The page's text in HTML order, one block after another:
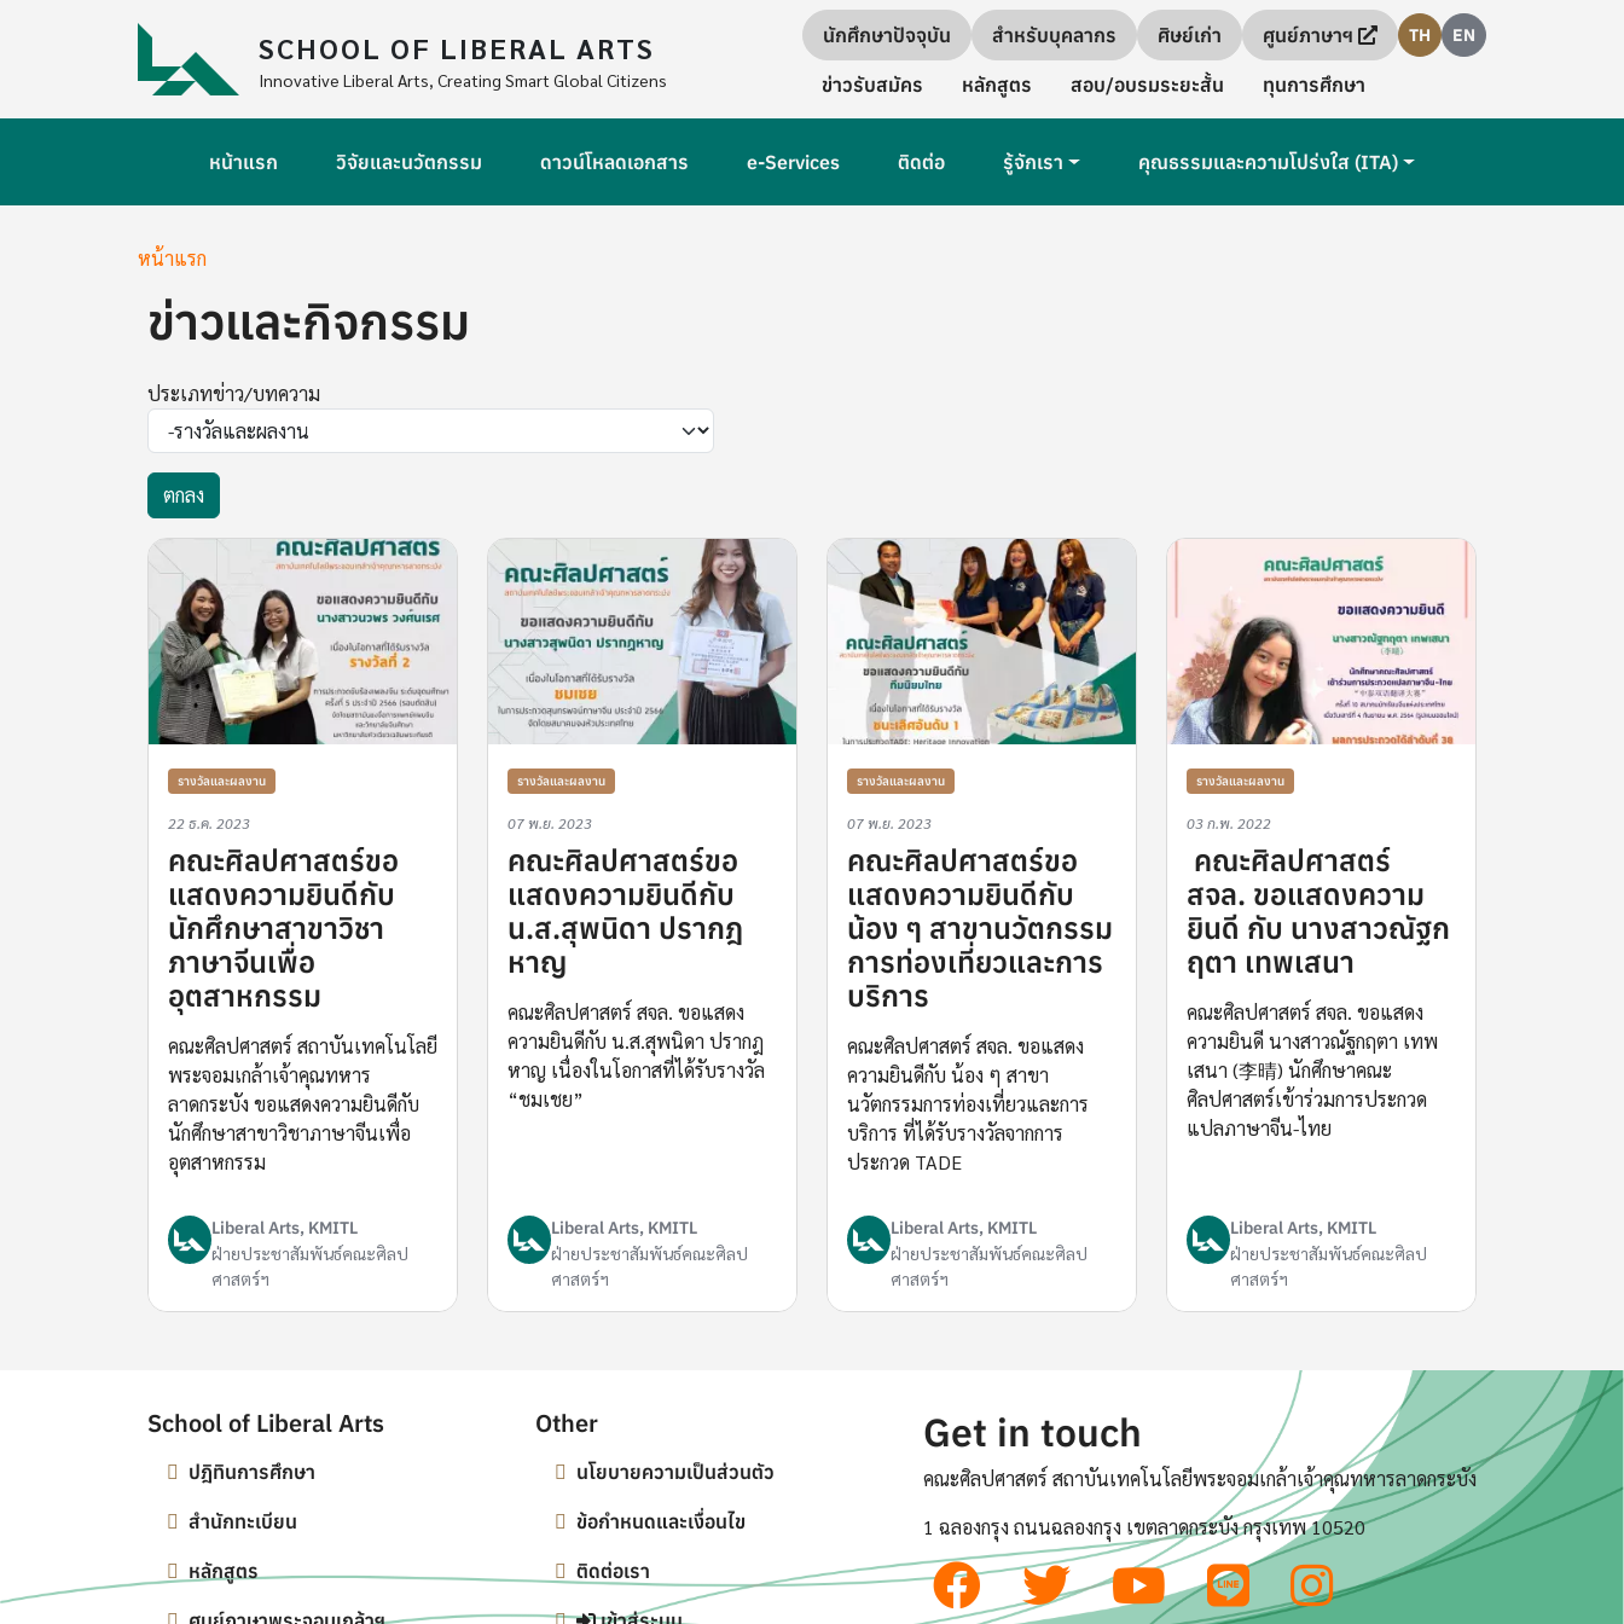
SCHOOL OF LIBERAL ARTS
Innovative Liberal Arts, Creating Smart Global Citizens
Quick links
นักศึกษาปัจจุบัน สำหรับบุคลากร ศิษย์เก่า ศูนย์ภาษาฯ TH EN
Secondary Navigation
ข่าวรับสมัคร หลักสูตร สอบ/อบรมระยะสั้น ทุนการศึกษา
หน้าแรก วิจัยและนวัตกรรม ดาวน์โหลดเอกสาร e-Services ติดต่อ รู้จักเรา คุณธรรมและความโปร่งใส (ITA)
Breadcrumb
หน้าแรก
ข่าวและกิจกรรม
ประเภทข่าว/บทความ
รางวัลและผลงาน
22 ธ.ค. 2023
คณะศิลปศาสตร์ขอ
แสดงความยินดีกับ
นักศึกษาสาขาวิชา
ภาษาจีนเพื่อ
อุตสาหกรรม
คณะศิลปศาสตร์ สถาบันเทคโนโลยี
พระจอมเกล้าเจ้าคุณทหาร
ลาดกระบัง ขอแสดงความยินดีกับ
นักศึกษาสาขาวิชาภาษาจีนเพื่อ
อุตสาหกรรม
Liberal Arts, KMITL
ฝ่ายประชาสัมพันธ์คณะศิลป
ศาสตร์ฯ
รางวัลและผลงาน
07 พ.ย. 2023
คณะศิลปศาสตร์ขอ
แสดงความยินดีกับ
น.ส.สุพนิดา ปรากฎ
หาญ
คณะศิลปศาสตร์ สจล. ขอแสดง
ความยินดีกับ น.ส.สุพนิดา ปรากฎ
หาญ เนื่องในโอกาสที่ได้รับรางวัล
“ชมเชย”
Liberal Arts, KMITL
ฝ่ายประชาสัมพันธ์คณะศิลป
ศาสตร์ฯ
รางวัลและผลงาน
07 พ.ย. 2023
คณะศิลปศาสตร์ขอ
แสดงความยินดีกับ
น้อง ๆ สาขานวัตกรรม
การท่องเที่ยวและการ
บริการ
คณะศิลปศาสตร์ สจล. ขอแสดง
ความยินดีกับ น้อง ๆ สาขา
นวัตกรรมการท่องเที่ยวและการ
บริการ ที่ได้รับรางวัลจากการ
ประกวด TADE
Liberal Arts, KMITL
ฝ่ายประชาสัมพันธ์คณะศิลป
ศาสตร์ฯ
รางวัลและผลงาน
03 ก.พ. 2022
​ คณะศิลปศาสตร์
สจล. ขอแสดงความ
ยินดี กับ นางสาวณัฐก
ฤตา เทพเสนา ​
คณะศิลปศาสตร์ สจล. ขอแสดง
ความยินดี นางสาวณัฐกฤตา เทพ
เสนา (李晴) นักศึกษาคณะ
ศิลปศาสตร์เข้าร่วมการประกวด
แปลภาษาจีน-ไทย
Liberal Arts, KMITL
ฝ่ายประชาสัมพันธ์คณะศิลป
ศาสตร์ฯ
School of Liberal Arts
ปฎิทินการศึกษา
สำนักทะเบียน
หลักสูตร
Other
นโยบายความเป็นส่วนตัว
ข้อกำหนดและเงื่อนไข
ติดต่อเรา
Get in touch
คณะศิลปศาสตร์ สถาบันเทคโนโลยีพระจอมเกล้าเจ้าคุณทหารลาดกระบัง
1 ฉลองกรุง ถนนฉลองกรุง เขตลาดกระบัง กรุงเทพ 10520